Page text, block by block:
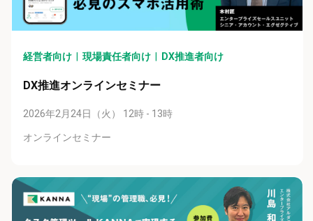
経営者向け 現場責任者向け DX推進者向け
DX推進オンラインセミナー
2026年2月24日（火） 12時 - 13時
オンラインセミナー